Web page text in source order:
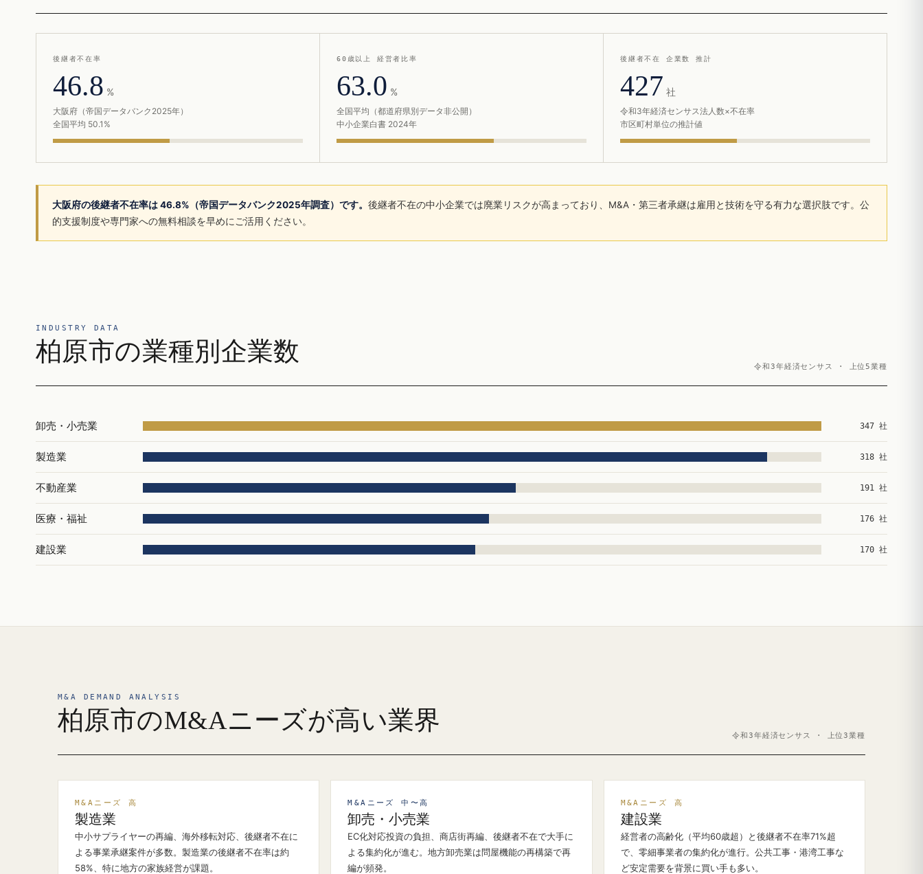
後継者不在率
46.8 %
大阪府（帝国データバンク2025年）
全国平均 50.1%
60歳以上 経営者比率
63.0 %
全国平均（都道府県別データ非公開）
中小企業白書 2024年
後継者不在 企業数 推計
427 社
令和3年経済センサス法人数×不在率
市区町村単位の推計値
大阪府の後継者不在率は 46.8%（帝国データバンク2025年調査）です。 後継者不在の中小企業では廃業リスクが高まっており、M&A・第三者承継は雇用と技術を守る有力な選択肢です。公
的支援制度や専門家への無料相談を早めにご活用ください。
INDUSTRY DATA
柏原市の業種別企業数
令和3年経済センサス · 上位5業種
卸売・小売業 347 社
製造業 318 社
不動産業 191 社
医療・福祉 176 社
建設業 170 社
M&A DEMAND ANALYSIS
柏原市のM&Aニーズが高い業界
令和3年経済センサス · 上位3業種
M&Aニーズ 高
製造業
中小サプライヤーの再編、海外移転対応、後継者不在に
よる事業承継案件が多数。製造業の後継者不在率は約
58%、特に地方の家族経営が課題。
M&Aニーズ 中〜高
卸売・小売業
EC化対応投資の負担、商店街再編、後継者不在で大手に
よる集約化が進む。地方卸売業は問屋機能の再構築で再
編が頻発。
M&Aニーズ 高
建設業
経営者の高齢化（平均60歳超）と後継者不在率71%超
で、零細事業者の集約化が進行。公共工事・港湾工事な
ど安定需要を背景に買い手も多い。